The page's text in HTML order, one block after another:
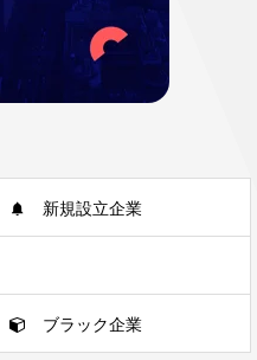
新規設立企業
ブラック企業